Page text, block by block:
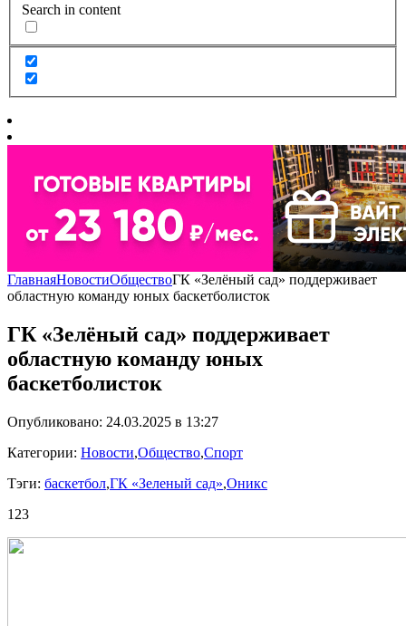
Search in content
ГлавнаяНовостиОбществоГК «Зелёный сад» поддерживает
областную команду юных баскетболисток
ГК «Зелёный сад» поддерживает
областную команду юных
баскетболисток
Опубликовано: 24.03.2025 в 13:27
Категории: Новости,Общество,Спорт
Тэги: баскетбол,ГК «Зеленый сад»,Оникс
123